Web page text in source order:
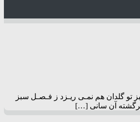
تو گلدان هم نمـی ریـزد ز فـصـل سبز
برگشته آن سانی […]